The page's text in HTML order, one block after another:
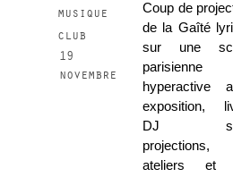
musique
club
19
novembre
Coup de
de la Gaîté
sur une
parisienne
hyperactive
exposition,
DJ
projections,
ateliers et